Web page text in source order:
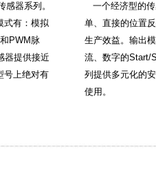
器系列。
式有：模拟
PWM脉
器提供接近
号上绝对有
一个经济型的
单、直接的位置
生产效益。输出
流、数字的Start/
列提供多元化的
使用。